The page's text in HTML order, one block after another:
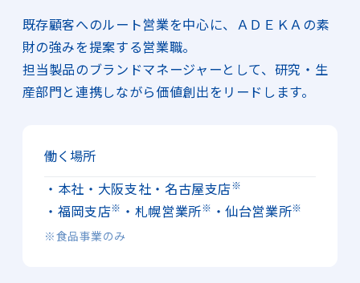
既存顧客へのルート営業を中心に、ＡＤＥＫＡの素
財の強みを提案する営業職。
担当製品のブランドマネージャーとして、研究・生
産部門と連携しながら価値創出をリードします。
働く場所
・本社 ・大阪支社 ・名古屋支店※
・福岡支店※ ・札幌営業所※ ・仙台営業所※
※食品事業のみ